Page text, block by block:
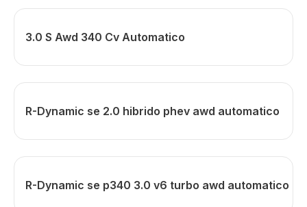
3.0 S Awd 340 Cv Automatico
R-Dynamic se 2.0 hibrido phev awd automatico
R-Dynamic se p340 3.0 v6 turbo awd automatico